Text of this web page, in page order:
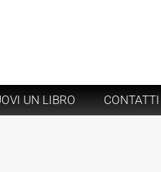
UN LIBRO CONTATTI